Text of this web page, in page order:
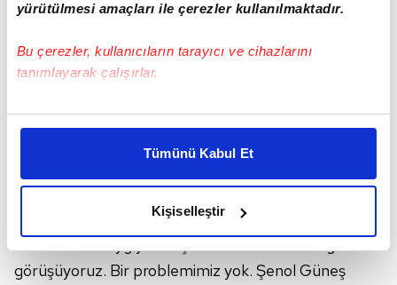
yürütülmesi amaçları ile çerezler kullanılmaktadır.
Bu çerezler, kullanıcıların tarayıcı ve cihazlarını
tanımlayarak çalışırlar.
Bu çerezlere izin vermeniz halinde sizlere özel
daha iyi reklam deneyimi yaşatabiliriz. Bunu yaparken
amacımızın size daha iyi bir reklam deneyimi sunmak
elimizden gelen çabayı gösterdiğimizi ve bu noktada,
kalemimiz olduğunu sizlere hatırlatmak isteriz.
Tümünü Kabul Et
Kişiselleştir
ŞENOL GÜNEŞ'İN DURUMU
birikimlerini aktarıyor. Şu anda kulüp içerisinde
çalışmanın kendisine uygun olmayacağını düşünüyor.
görüşüyoruz. Bir problemimiz yok. Şenol Güneş